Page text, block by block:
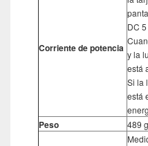
Corriente de potencia
DC
y la
está
Si la
está
Peso 489